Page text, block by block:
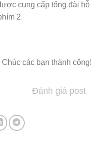
cung cấp tổng đài hỗ
2
Chúc các bạn thành công!
Đánh giá post